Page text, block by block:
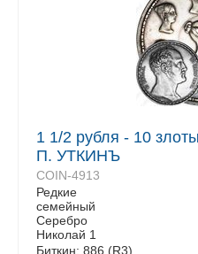
1 1/2 рубля - 10
П. УТКИНЪ
COIN-4913
Редкие
семейный
Серебро
Николай 1
Биткин: 886 (R3)